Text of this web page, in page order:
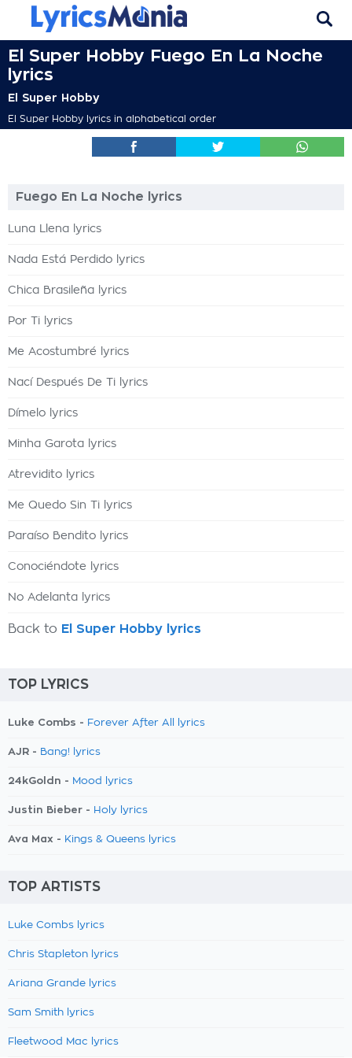
El Super Hobby Fuego En La Noche
lyrics
El Super Hobby
El Super Hobby lyrics in alphabetical order
Fuego En La Noche lyrics
Luna Llena lyrics
Nada Está Perdido lyrics
Chica Brasileña lyrics
Por Ti lyrics
Me Acostumbré lyrics
Nací Después De Ti lyrics
Dímelo lyrics
Minha Garota lyrics
Atrevidito lyrics
Me Quedo Sin Ti lyrics
Paraíso Bendito lyrics
Conociéndote lyrics
No Adelanta lyrics
Back to El Super Hobby lyrics
TOP LYRICS
Luke Combs - Forever After All lyrics
AJR - Bang! lyrics
24kGoldn - Mood lyrics
Justin Bieber - Holy lyrics
Ava Max - Kings & Queens lyrics
TOP ARTISTS
Luke Combs lyrics
Chris Stapleton lyrics
Ariana Grande lyrics
Sam Smith lyrics
Fleetwood Mac lyrics